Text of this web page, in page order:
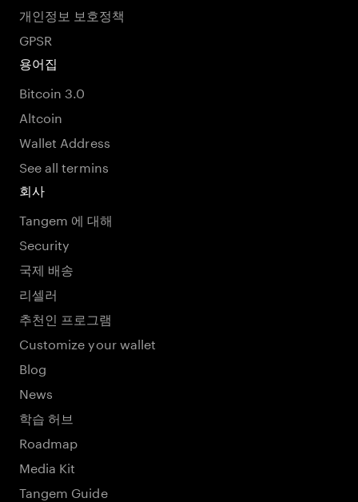
개인정보 보호정책
GPSR
용어집
Bitcoin 3.0
Altcoin
Wallet Address
See all termins
회사
Tangem 에 대해
Security
국제 배송
리셀러
추천인 프로그램
Customize your wallet
Blog
News
학습 허브
Roadmap
Media Kit
Tangem Guide